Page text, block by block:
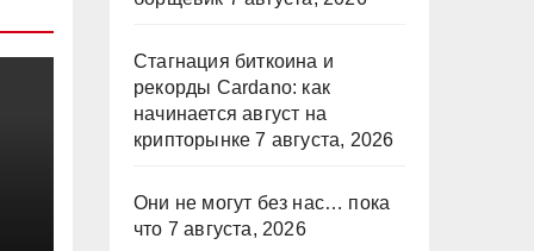
Стагнация биткоина и
рекорды Cardano: как
начинается август на
крипторынке 7 августа, 2026
Они не могут без нас… пока
что 7 августа, 2026